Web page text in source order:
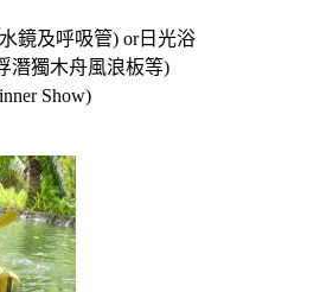
鏡及呼吸管) or日光浴
潛獨木舟風浪板等)
Show)